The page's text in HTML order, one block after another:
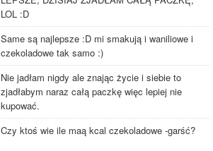
LOL :D
Same są najlepsze :D mi smakują i waniliowe i
czekoladowe tak samo :)
Nie jadłam nigdy ale znając życie i siebie to
zjadłabym naraz całą paczkę więc lepiej nie
kupować.
Czy ktoś wie ile maą kcal czekoladowe -garść?